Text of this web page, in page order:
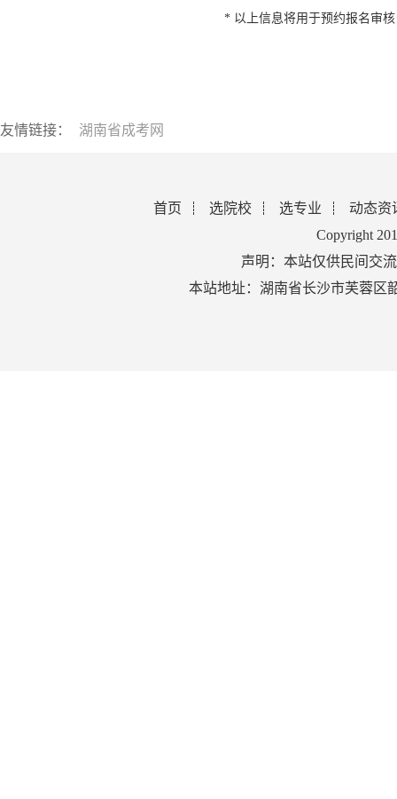
* 以上信息将用于预约报名审
友情链接： 湖南省成考网
首页 选院校 选专业
动态资
Copyright
声明：本站仅供民间交
本站地址：湖南省长沙市芙蓉区